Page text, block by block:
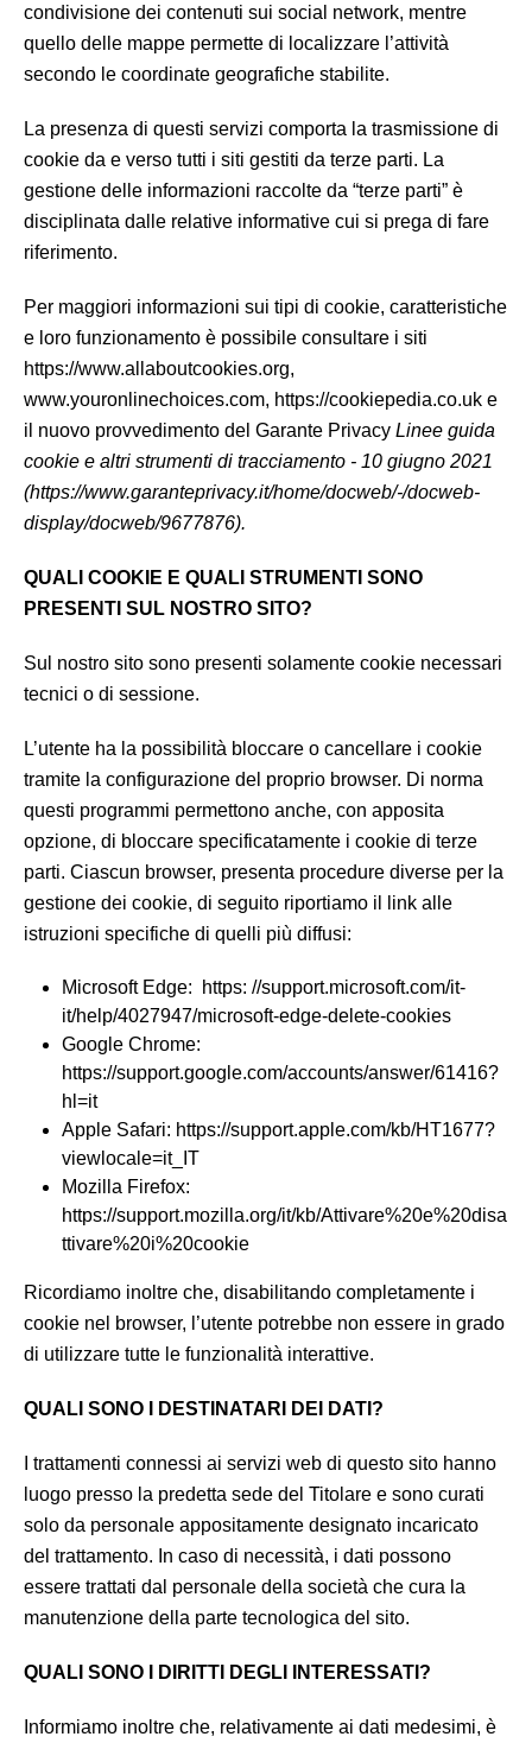
condivisione dei contenuti sui social network, mentre
quello delle mappe permette di localizzare l’attività
secondo le coordinate geografiche stabilite.
La presenza di questi servizi comporta la trasmissione di
cookie da e verso tutti i siti gestiti da terze parti. La
gestione delle informazioni raccolte da “terze parti” è
disciplinata dalle relative informative cui si prega di fare
riferimento.
Per maggiori informazioni sui tipi di cookie, caratteristiche
e loro funzionamento è possibile consultare i siti
https://www.allaboutcookies.org,
www.youronlinechoices.com, https://cookiepedia.co.uk e
il nuovo provvedimento del Garante Privacy Linee guida
cookie e altri strumenti di tracciamento - 10 giugno 2021
(https://www.garanteprivacy.it/home/docweb/-/docweb-
display/docweb/9677876).
QUALI COOKIE E QUALI STRUMENTI SONO
PRESENTI SUL NOSTRO SITO?
Sul nostro sito sono presenti solamente cookie necessari
tecnici o di sessione.
L’utente ha la possibilità bloccare o cancellare i cookie
tramite la configurazione del proprio browser. Di norma
questi programmi permettono anche, con apposita
opzione, di bloccare specificatamente i cookie di terze
parti. Ciascun browser, presenta procedure diverse per la
gestione dei cookie, di seguito riportiamo il link alle
istruzioni specifiche di quelli più diffusi:
Microsoft Edge: https: //support.microsoft.com/it-
it/help/4027947/microsoft-edge-delete-cookies
Google Chrome:
https://support.google.com/accounts/answer/61416?
hl=it
Apple Safari: https://support.apple.com/kb/HT1677?
viewlocale=it_IT
Mozilla Firefox:
https://support.mozilla.org/it/kb/Attivare%20e%20disa
ttivare%20i%20cookie
Ricordiamo inoltre che, disabilitando completamente i
cookie nel browser, l’utente potrebbe non essere in grado
di utilizzare tutte le funzionalità interattive.
QUALI SONO I DESTINATARI DEI DATI?
I trattamenti connessi ai servizi web di questo sito hanno
luogo presso la predetta sede del Titolare e sono curati
solo da personale appositamente designato incaricato
del trattamento. In caso di necessità, i dati possono
essere trattati dal personale della società che cura la
manutenzione della parte tecnologica del sito.
QUALI SONO I DIRITTI DEGLI INTERESSATI?
Informiamo inoltre che, relativamente ai dati medesimi, è